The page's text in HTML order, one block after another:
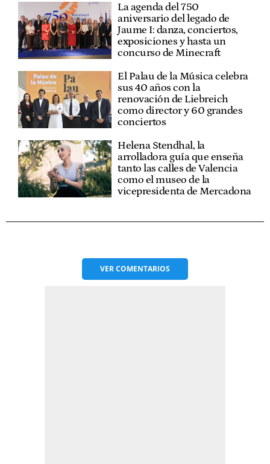
La agenda del 750
aniversario del legado de
Jaume I: danza, conciertos,
exposiciones y hasta un
concurso de Minecraft
El Palau de la Música celebra
sus 40 años con la
renovación de Liebreich
como director y 60 grandes
conciertos
Helena Stendhal, la
arrolladora guía que enseña
tanto las calles de Valencia
como el museo de la
vicepresidenta de Mercadona
VERCOMENTARIOS